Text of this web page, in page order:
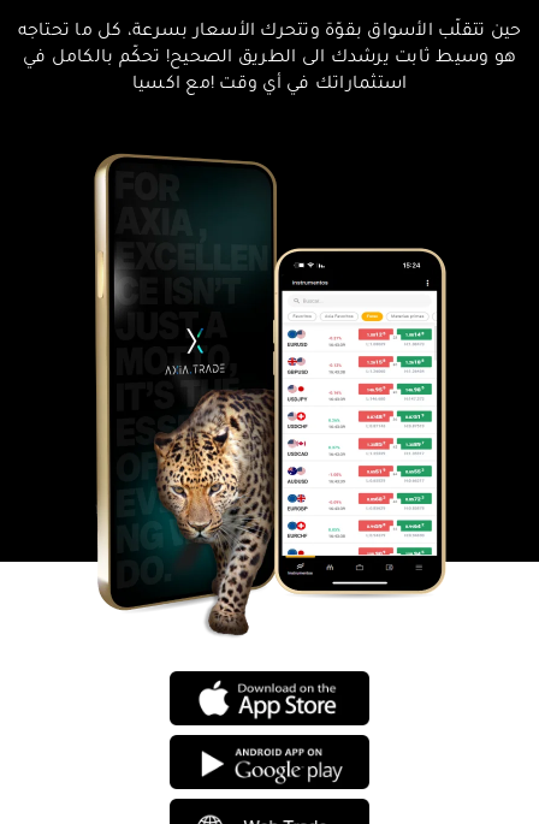
حين تتقلّب الأسواق بقوّة وتتحرك الأسعار بسرعة، كل ما تحتاجه
هو وسيط ثابت يرشدك الى الطريق الصحيح! تحكّم بالكامل في
استثماراتك في أي وقت !مع اكسيا